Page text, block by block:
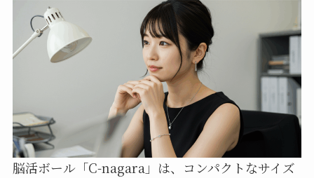
脳活ボール「C-nagara」は、コンパクトなサイズ